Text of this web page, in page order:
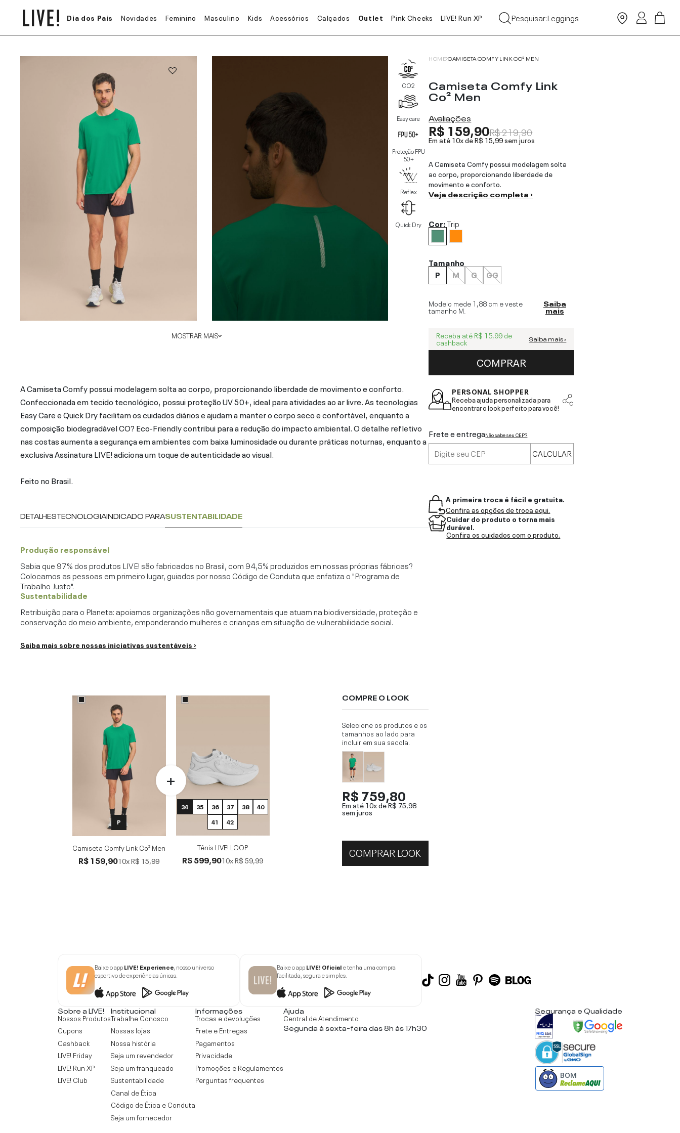
Dia dos Pais Novidades Feminino Masculino Kids Acessórios Calçados Outlet Pink Cheeks LIVE! Run XP
Pesquisar:Leggings
MOSTRAR MAIS
CO2
Easy care
Proteção FPU
50+
Reflex
Quick Dry
A Camiseta Comfy possui modelagem solta ao corpo, proporcionando liberdade de movimento e conforto.
Confeccionada em tecido tecnológico, possui proteção UV 50+, ideal para atividades ao ar livre. As tecnologias
Easy Care e Quick Dry facilitam os cuidados diários e ajudam a manter o corpo seco e confortável, enquanto a
composição biodegradável CO? Eco-Friendly contribui para a redução do impacto ambiental. O detalhe refletivo
nas costas aumenta a segurança em ambientes com baixa luminosidade ou durante práticas noturnas, enquanto a
exclusiva Assinatura LIVE! adiciona um toque de autenticidade ao visual.
Feito no Brasil.
DETALHESTECNOLOGIAINDICADO PARASUSTENTABILIDADE
Produção responsável
Sabia que 97% dos produtos LIVE! são fabricados no Brasil, com 94,5% produzidos em nossas próprias fábricas?
Colocamos as pessoas em primeiro lugar, guiados por nosso Código de Conduta que enfatiza o "Programa de
Trabalho Justo".
Sustentabilidade
Retribuição para o Planeta: apoiamos organizações não governamentais que atuam na biodiversidade, proteção e
conservação do meio ambiente, emponderando mulheres e crianças em situação de vulnerabilidade social.
Saiba mais sobre nossas iniciativas sustentáveis ›
P
Camiseta Comfy Link Co² Men
R$ 159,9010xR$ 15,99
34 35 36 37 38
40
41
42
Tênis LIVE! LOOP
R$ 599,9010xR$ 59,99
COMPRE O LOOK
Selecione os produtos e os
tamanhos ao lado para
incluir em sua sacola.
R$ 759,80
Em até 10x deR$ 75,98
sem juros
COMPRAR LOOK
HOME CAMISETA COMFY LINK CO² MEN
Camiseta Comfy Link
Co² Men
Avaliações
R$ 159,90R$ 219,90
Em até 10x deR$ 15,99sem juros
A Camiseta Comfy possui modelagem solta
ao corpo, proporcionando liberdade de
movimento e conforto.
Veja descrição completa ›
Cor:Trip
Tamanho
P
M G GG
Modelo mede 1,88 cm e veste
tamanho M
Saiba
mais
Receba até R$ 15,99 de
cashback Saiba mais ›
COMPRAR
PERSONAL SHOPPER
Receba ajuda personalizada para
encontrar o look perfeito para você!
Frete e entregaNão sabe seu CEP?
CALCULAR
A primeira troca é fácil e gratuita.
Confira as opções de troca aqui.
Cuidar do produto o torna mais
durável.
Confira os cuidados com o produto.
Baixe o appLIVE! Experience, nosso universo
esportivo de experiências únicas.
Baixe o appLIVE! Oficiale tenha uma compra
facilitada, segura e simples.
Sobre a LIVE!
Nossos Produtos
Cupons
Cashback
LIVE! Friday
LIVE! Run XP
LIVE! Club
Institucional
Trabalhe Conosco
Nossas lojas
Nossa história
Seja um revendedor
Seja um franqueado
Sustentabilidade
Canal de Ética
Código de Ética e Conduta
Seja um fornecedor
Informações
Trocas e devoluções
Frete e Entregas
Pagamentos
Privacidade
Promoções e Regulamentos
Perguntas frequentes
Ajuda
Central de Atendimento
Segunda à sexta-feira das 8h às 17h30
Segurança e Qualidade
BOM